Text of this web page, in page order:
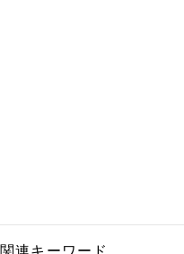
関連キーワード